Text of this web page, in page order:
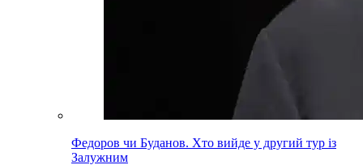
Федоров чи Буданов. Хто вийде у другий тур із
Залужним